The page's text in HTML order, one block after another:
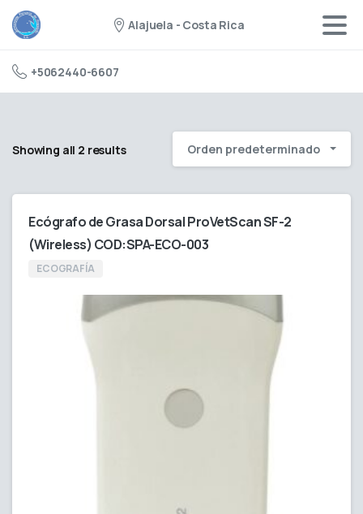
Alajuela - Costa Rica
+5062440-6607
Showing all 2 results Orden predeterminado
Ecógrafo de Grasa Dorsal ProVetScan SF-2
(Wireless) COD:SPA-ECO-003
ECOGRAFÍA